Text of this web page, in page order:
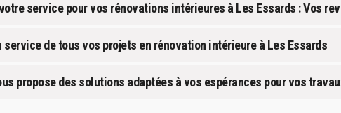
service pour vos rénovations intérieures à Les Essards : Vos
service de tous vos projets en rénovation intérieure à Les Essards
propose des solutions adaptées à vos espérances pour vos